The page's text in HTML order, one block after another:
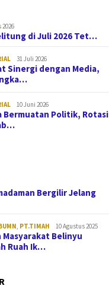
2026
di Juli 2026 Tet…
31 Juli 2026
Sinergi dengan Media,
10 Juni 2026
Bermuatan Politik, Rotasi
Bergilir Jelang
, PT.TIMAH 10 Agustus 2025
Masyarakat Belinyu
Ruah Ik…